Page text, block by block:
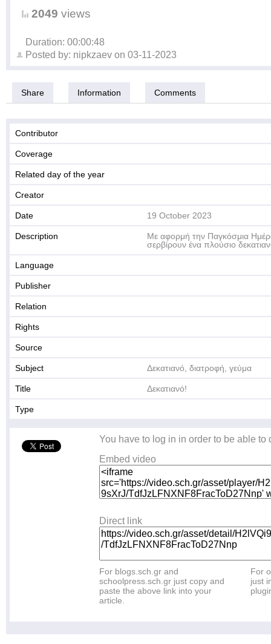
2049 views
Duration: 00:00:48
Posted by: nipkzaev on 03-11-2023
Share Information Comments
Contributor
Coverage
Related day of the year
Creator
Date 19 October 2023
Description
Με αφορμή την Παγκόσμια
σερβίρουν ένα πλούσιο
Language
Publisher
Relation
Rights
Source
Subject Δεκατιανό, διατροφή, γεύμα
Title Δεκατιανό!
Type
You have to log in in order to be able to
Embed video
Direct link
For blogs.sch.gr and
schoolpress.sch.gr just copy and
paste the above link into your
article.
For
just